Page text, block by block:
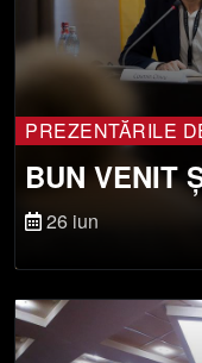
PREZENTĂRILE
BUN VENIT
26 iun